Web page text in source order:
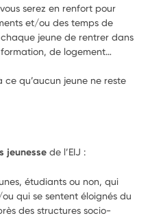
serez en renfort pour
et/ou des temps de
jeune de rentrer dans
de logement…
ce qu’aucun jeune ne reste
jeunesse
étudiants ou non, qui
qui se sentent éloignés du
des structures socio-